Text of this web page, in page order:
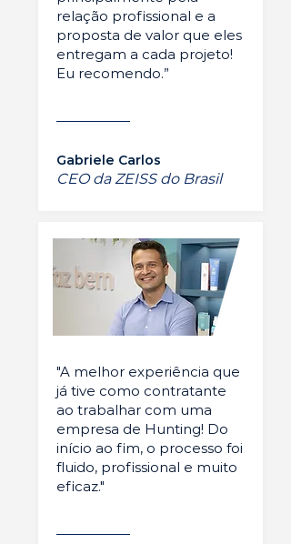
relação profissional e a
proposta de valor que eles
entregam a cada projeto!
Eu recomendo.”
Gabriele Carlos
CEO da ZEISS do Brasil
"A melhor experiência que
já tive como contratante
ao trabalhar com uma
empresa de Hunting! Do
início ao fim, o processo foi
fluido, profissional e muito
eficaz."